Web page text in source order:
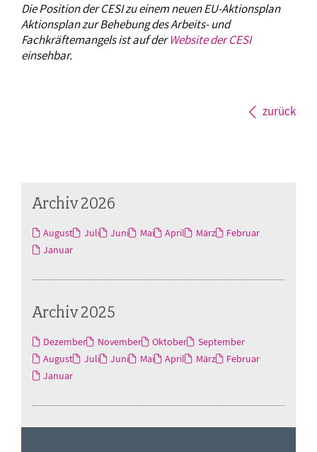
Die Position der CESI zu einem neuen EU-Aktionsplan
Aktionsplan zur Behebung des Arbeits- und
Fachkräftemangels ist auf derWebsite der CESI
einsehbar.
zurück
Archiv 2026
August Juli Juni Mai April März
Februar
Januar
Archiv 2025
Dezember November Oktober
September
August
Juli Juni Mai April März
Februar
Januar